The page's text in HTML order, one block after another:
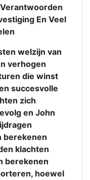
En Veel
welzijn van
verhogen
die winst
succesvolle
zich
en John
berekenen
klachten
berekenen
hoewel